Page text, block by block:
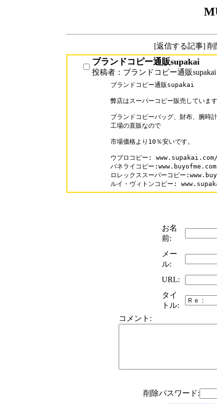
[返信する記事]
ブランドコピー通販supakai
投稿者：ブランドコピー通販supakai
ブランドコピー通販supakai
弊店はスーパーコピー販売していま
ブランドコピーバッグ、財布、腕時
工場の直販なので
市場価格より10％安いです。
ウブロコピー:
パネライコピー
ロレックススーパーコピー
ルイ・ヴィトンコピー:
お名
前:
メー
ル:
URL:
タイ
トル:
コメント:
削除パスワード: